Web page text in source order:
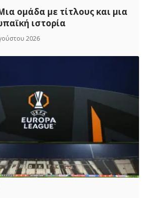
ομάδα με τίτλους και μια
ιστορία
2026